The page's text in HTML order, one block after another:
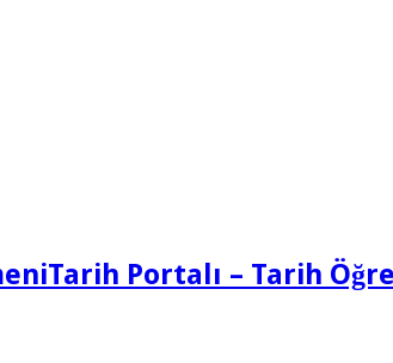
Tarih Portalı – Tarih